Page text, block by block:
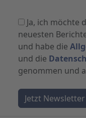
Ja, ich möchte
neuesten
und habe die
und die
genommen und